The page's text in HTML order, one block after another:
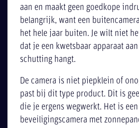
aan en maakt geen goedkope
belangrijk, want een
het hele jaar buiten. Je wilt niet
dat je een kwetsbaar apparaat
schutting hangt.
De camera is niet piepklein of
past bij dit type product. Dit is
die je ergens wegwerkt. Het is
beveiligingscamera met